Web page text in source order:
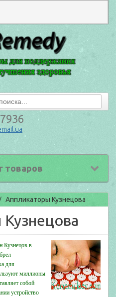
товаров
Аппликаторы Кузнецова
Кузнецов в
для
миллионы
собой
устройство